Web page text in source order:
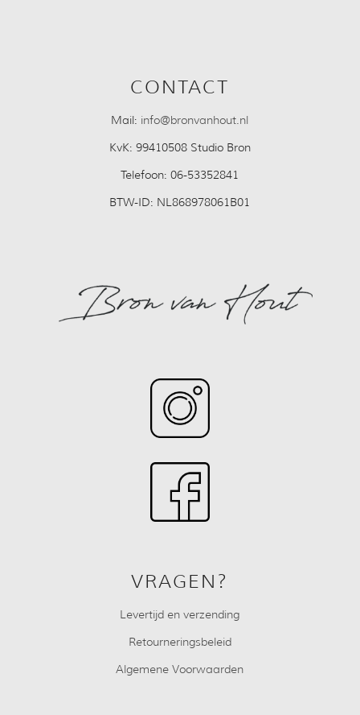
CONTACT
Mail: info@bronvanhout.nl
KvK: 99410508 Studio Bron
Telefoon:06-53352841
BTW-ID: NL868978061B01
VRAGEN?
Levertijd en verzending
Retourneringsbeleid
Algemene Voorwaarden